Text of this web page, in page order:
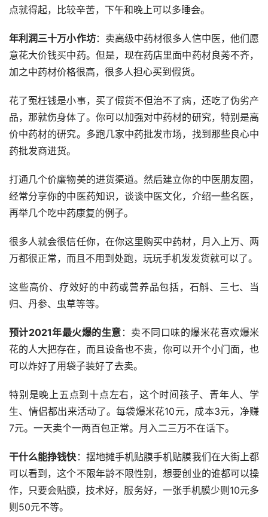
点就得起，比较辛苦，下午和晚上可以多睡会。
年利润三十万小作坊：卖高级中药材很多人信中医，他们愿
意花大价钱买中药。但是，现在药店里面中药材良莠不齐，
加之中药材价格很高，很多人担心买到假货。
花了冤枉钱是小事，买了假货不但治不了病，还吃了伪劣产
品，那就伤身体了。你可以加强对中药材的研究，特别是高
价中药材的研究。多跑几家中药批发市场，找到那些良心中
药批发商进货。
打通几个价廉物美的进货渠道。然后建立你的中医朋友圈，
经常分享你的中医药知识，谈谈中医文化，介绍一些名医，
再举几个吃中药康复的例子。
很多人就会很信任你，在你这里购买中药材，月入上万、两
万都很正常，而且不用到处跑，玩玩手机发发货就可以了。
这些高价、疗效好的中药或营养品包括，石斛、三七、当
归、丹参、虫草等等。
预计2021年最火爆的生意 ：卖不同口味的爆米花喜欢爆米
花的人大把存在，而且设备也不贵，你可以开个小门面，也
可以炸好了用袋子装好了去卖。
特别是晚上五点到十点左右，这个时间孩子、青年人、学
生、情侣都出来活动了。每袋爆米花10元，成本3元，净赚
7元。一天卖个一两百包正常。月入二三万不在话下。
干什么能挣钱快 ：摆地摊手机贴膜手机贴膜我们在大街上都
可以看到，这个不限年龄不限性别，想要创业的谁都可以操
作，只要会贴膜，技术好，服务好，一张手机膜少则10元多
则50元不等。